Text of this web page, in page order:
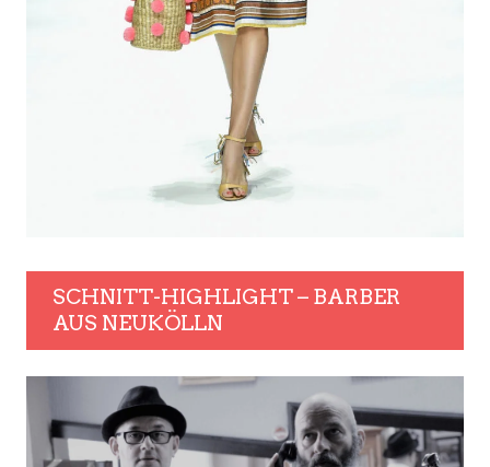
SCHNITT-HIGHLIGHT – BARBER
AUS NEUKÖLLN